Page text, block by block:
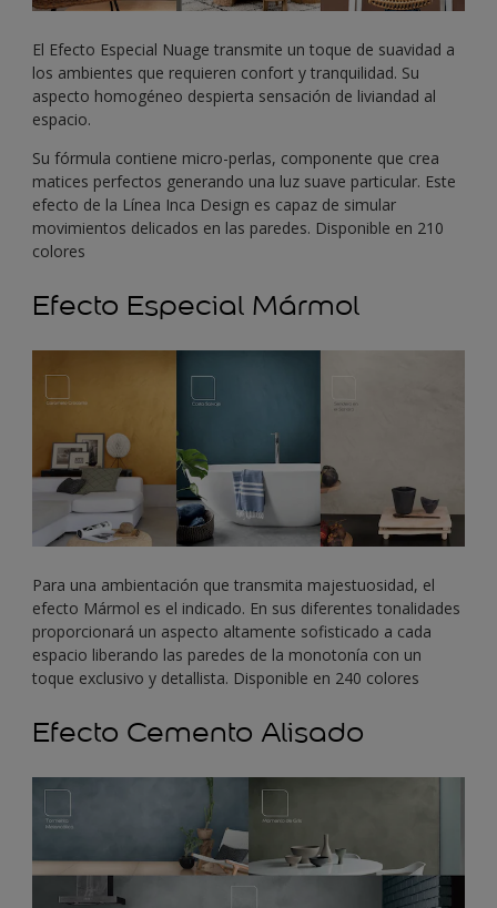
El Efecto Especial Nuage transmite un toque de suavidad a
los ambientes que requieren confort y tranquilidad. Su
aspecto homogéneo despierta sensación de liviandad al
espacio.
Su fórmula contiene micro-perlas, componente que crea
matices perfectos generando una luz suave particular. Este
efecto de la Línea Inca Design es capaz de simular
movimientos delicados en las paredes. Disponible en 210
colores
Efecto Especial Mármol
Para una ambientación que transmita majestuosidad, el
efecto Mármol es el indicado. En sus diferentes tonalidades
proporcionará un aspecto altamente sofisticado a cada
espacio liberando las paredes de la monotonía con un
toque exclusivo y detallista. Disponible en 240 colores
Efecto Cemento Alisado